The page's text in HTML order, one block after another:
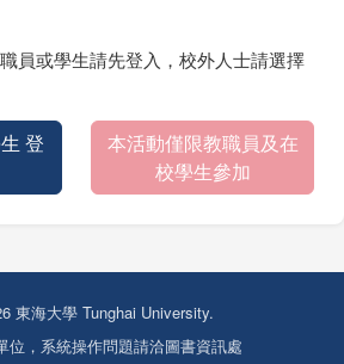
員或學生請先登入，校外人士請選擇
登
本活動僅限教職員及在
校學生參加
東海大學 Tunghai University.
位，系統操作問題請洽圖書資訊處